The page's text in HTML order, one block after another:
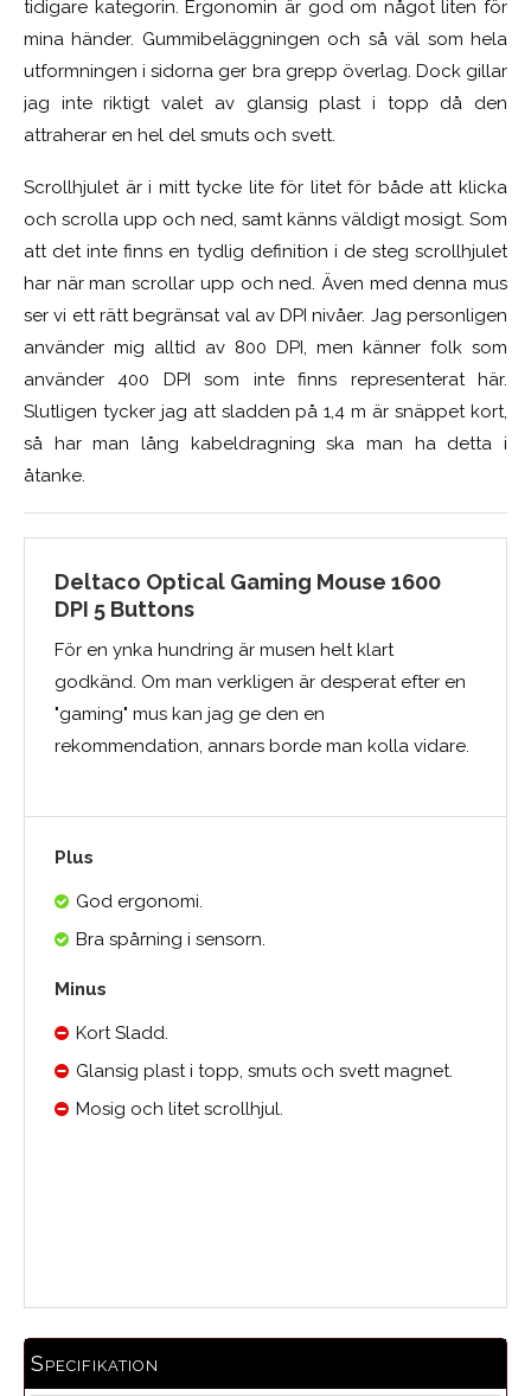
tidigare kategorin. Ergonomin är god om något liten för
mina händer. Gummibeläggningen och så väl som hela
utformningen i sidorna ger bra grepp överlag. Dock gillar
jag inte riktigt valet av glansig plast i topp då den
attraherar en hel del smuts och svett.
Scrollhjulet är i mitt tycke lite för litet för både att klicka
och scrolla upp och ned, samt känns väldigt mosigt. Som
att det inte finns en tydlig definition i de steg scrollhjulet
har när man scrollar upp och ned. Även med denna mus
ser vi ett rätt begränsat val av DPI nivåer. Jag personligen
använder mig alltid av 800 DPI, men känner folk som
använder 400 DPI som inte finns representerat här.
Slutligen tycker jag att sladden på 1,4 m är snäppet kort,
så har man lång kabeldragning ska man ha detta i
åtanke.
Deltaco Optical Gaming Mouse 1600
DPI 5 Buttons
För en ynka hundring är musen helt klart
godkänd. Om man verkligen är desperat efter en
"gaming" mus kan jag ge den en
rekommendation, annars borde man kolla vidare.
Plus
God ergonomi.
Bra spårning i sensorn.
Minus
Kort Sladd.
Glansig plast i topp, smuts och svett magnet.
Mosig och litet scrollhjul.
Specifikation